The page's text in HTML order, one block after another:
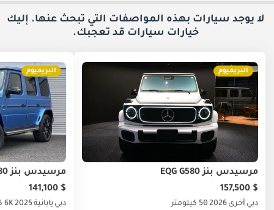
لا يوجد سيارات بهذه المواصفات التي تبحث عنها. إليك
خيارات سيارات قد تعجبك.
البريميوم
مرسيدس بنز EQG G580
$ 157,500
دبي أخرى 202650 كيلومتر
البريميوم
مرسيدس بنز EQG 580
$ 141,100
دبي يابانية20256K كيلومتر